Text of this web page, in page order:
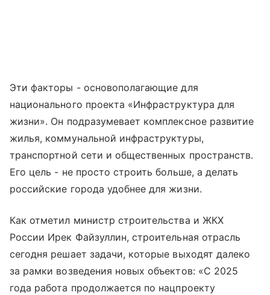
Эти факторы - основополагающие для
национального проекта «Инфраструктура для
жизни». Он подразумевает комплексное развитие
жилья, коммунальной инфраструктуры,
транспортной сети и общественных пространств.
Его цель - не просто строить больше, а делать
российские города удобнее для жизни.
Как отметил министр строительства и ЖКХ
России Ирек Файзуллин, строительная отрасль
сегодня решает задачи, которые выходят далеко
за рамки возведения новых объектов: «С 2025
года работа продолжается по нацпроекту